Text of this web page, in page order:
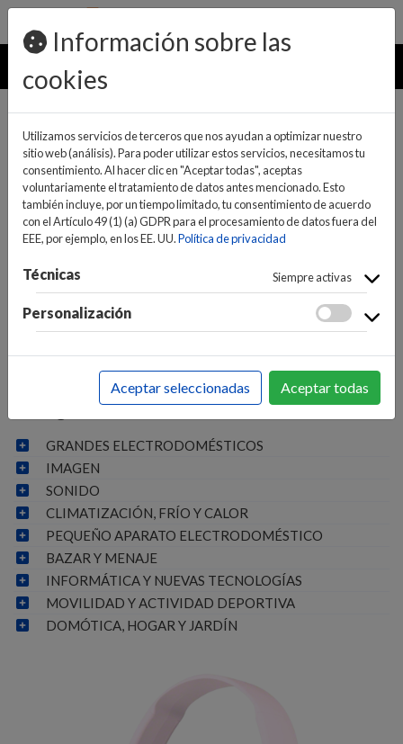
pedidos@ideaelectrodomesticos.com
924 047 836
MENU
INICIO>SONIDO>AURICULARES>DIADEMA
Categorías
GRANDES ELECTRODOMÉSTICOS
IMAGEN
SONIDO
CLIMATIZACIÓN, FRÍO Y CALOR
PEQUEÑO APARATO ELECTRODOMÉSTICO
BAZAR Y MENAJE
INFORMÁTICA Y NUEVAS TECNOLOGÍAS
MOVILIDAD Y ACTIVIDAD DEPORTIVA
DOMÓTICA, HOGAR Y JARDÍN
Información sobre las
cookies
Utilizamos servicios de terceros que nos ayudan a optimizar nuestro
sitio web (análisis). Para poder utilizar estos servicios, necesitamos tu
consentimiento. Al hacer clic en "Aceptar todas", aceptas
voluntariamente el tratamiento de datos antes mencionado. Esto
también incluye, por un tiempo limitado, tu consentimiento de acuerdo
con el Artículo 49 (1) (a) GDPR para el procesamiento de datos fuera del
EEE, por ejemplo, en los EE. UU.Política de privacidad
Técnicas Siempre activas
Personalización
Aceptar seleccionadas Aceptar todas